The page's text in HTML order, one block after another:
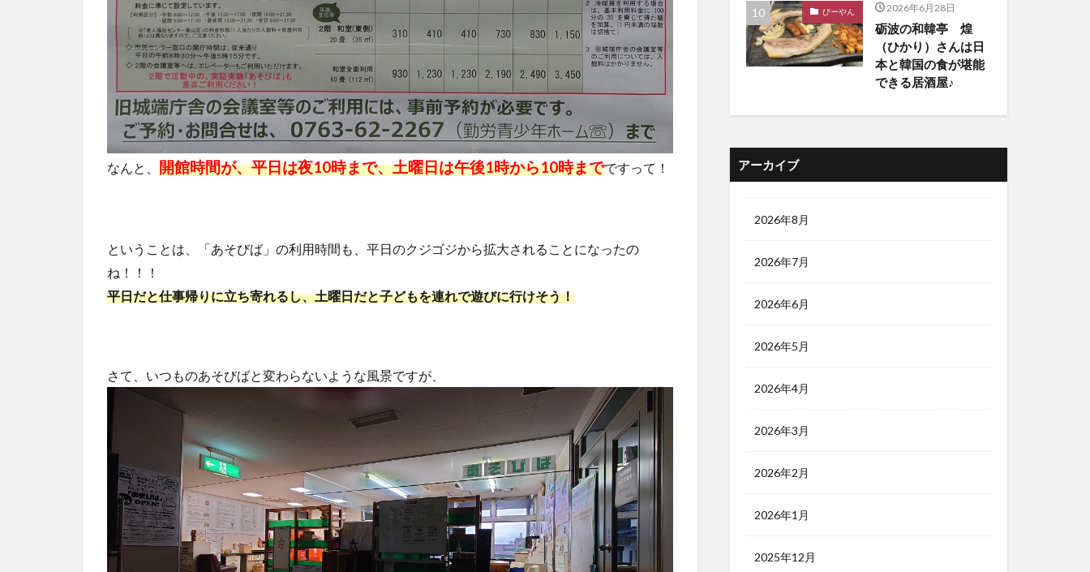
なんと、 開館時間が、平日は夜10時まで、土曜日は午後1時から10時までですって！
ということは、「あそびば」の利用時間も、平日のクジゴジから拡大されることになったの
ね！！！
平日だと仕事帰りに立ち寄れるし、土曜日だと子どもを連れで遊びに行けそう！
さて、いつものあそびばと変わらないような風景ですが、
びーやん 2026年6月28日
砺波の和韓亭 煌
（ひかり）さんは日
本と韓国の食が堪能
できる居酒屋♪
アーカイブ
2026年8月
2026年7月
2026年6月
2026年5月
2026年4月
2026年3月
2026年2月
2026年1月
2025年12月